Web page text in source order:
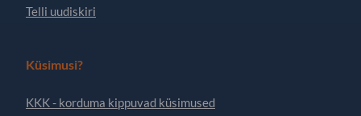
Telli uudiskiri
Küsimusi?
KKK - korduma kippuvad küsimused